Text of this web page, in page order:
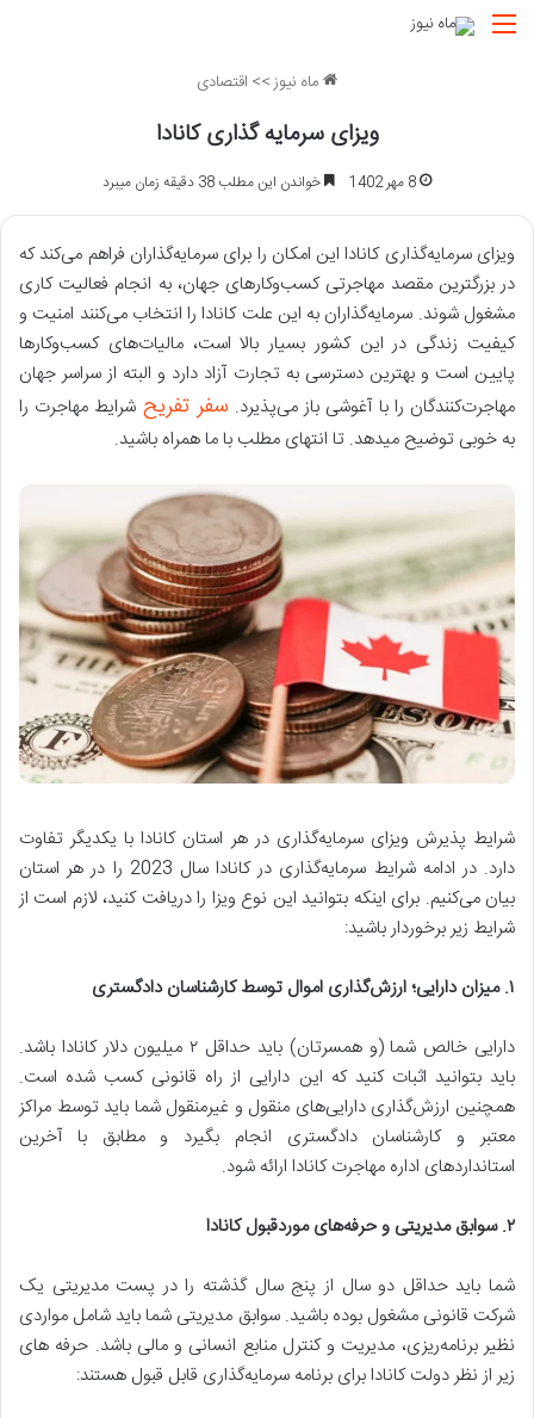
منو
ماه نیوز>> اقتصادی
ویزای سرمایه گذاری کانادا
8 مهر 1402 خواندن این مطلب 38 دقیقه زمان میبرد
ویزای سرمایه‌گذاری کانادا این امکان را برای سرمایه‌گذاران فراهم می‌کند که
در بزرگترین مقصد مهاجرتی کسب‌وکارهای جهان، به انجام فعالیت کاری
مشغول شوند. سرمایه‌گذاران به این علت کانادا را انتخاب می‌کنند امنیت و
کیفیت زندگی در این کشور بسیار بالا است، مالیات‌های کسب‌وکارها
پایین است و بهترین دسترسی به تجارت آزاد دارد و البته از سراسر جهان
مهاجرت‌کنندگان را با آغوشی باز می‌پذیرد. سفر تفریح شرایط مهاجرت را
به خوبی توضیح میدهد. تا انتهای مطلب با ما همراه باشید.
شرایط پذیرش ویزای سرمایه‌گذاری در هر استان کانادا با یکدیگر تفاوت
دارد. در ادامه شرایط سرمایه‌گذاری در کانادا سال 2023 را در هر استان
بیان می‌کنیم. برای اینکه بتوانید این نوع ویزا را دریافت کنید، لازم است از
شرایط زیر برخوردار باشید:
۱.میزان دارایی؛ ارزش‌گذاری اموال توسط کارشناسان دادگستری
دارایی خالص شما (و همسرتان) باید حداقل ۲ میلیون دلار کانادا باشد.
باید بتوانید اثبات کنید که این دارایی از راه قانونی کسب شده است.
همچنین ارزش‌‌گذاری دارایی‌های منقول و غیرمنقول شما باید توسط مراکز
معتبر و کارشناسان دادگستری انجام بگیرد و مطابق با آخرین
استانداردهای اداره مهاجرت کانادا ارائه شود.
۲.سوابق مدیریتی و حرفه‌های مورد‌قبول کانادا
شما باید حداقل دو سال از پنج سال گذشته را در پست مدیریتی یک
شرکت قانونی مشغول بوده باشید. سوابق مدیریتی شما باید شامل مواردی
نظیر برنامه‌ریزی، مدیریت و کنترل منابع انسانی و مالی باشد. حرفه های
زیر از نظر دولت کانادا برای برنامه سرمایه‌گذاری قابل قبول هستند: